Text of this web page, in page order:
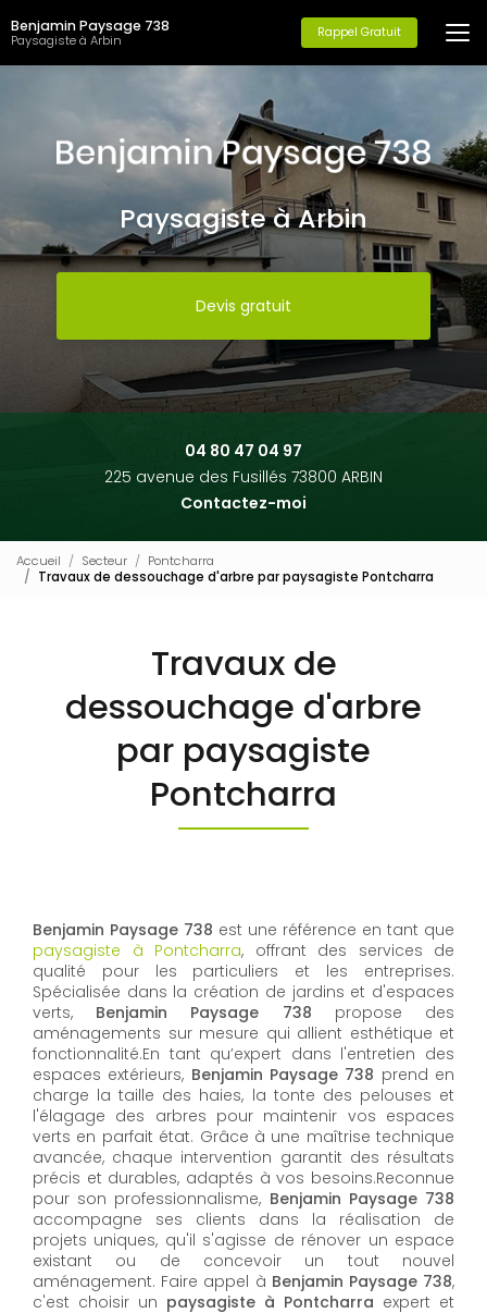
au
contenu
principal
Benjamin Paysage 738
Paysagiste à Arbin Rappel Gratuit
Paysagiste à Arbin
Devis gratuit
04 80 47 04 97
225 avenue des Fusillés 73800 ARBIN
Contactez-moi
Accueil Secteur
Pontcharra
Travaux de dessouchage d'arbre par paysagiste Pontcharra
Travaux de
dessouchage d'arbre
par paysagiste
Pontcharra
Benjamin Paysage 738 est une référence en tant que
paysagiste à Pontcharra, offrant des services de
qualité pour les particuliers et les entreprises.
Spécialisée dans la création de jardins et d'espaces
verts, Benjamin Paysage 738 propose des
aménagements sur mesure qui allient esthétique et
fonctionnalité.En tant qu’expert dans l'entretien des
espaces extérieurs, Benjamin Paysage 738 prend en
charge la taille des haies, la tonte des pelouses et
l'élagage des arbres pour maintenir vos espaces
verts en parfait état. Grâce à une maîtrise technique
avancée, chaque intervention garantit des résultats
précis et durables, adaptés à vos besoins.Reconnue
pour son professionnalisme, Benjamin Paysage 738
accompagne ses clients dans la réalisation de
projets uniques, qu'il s'agisse de rénover un espace
existant ou de concevoir un tout nouvel
aménagement. Faire appel à Benjamin Paysage 738,
c'est choisir un paysagiste à Pontcharra expert et